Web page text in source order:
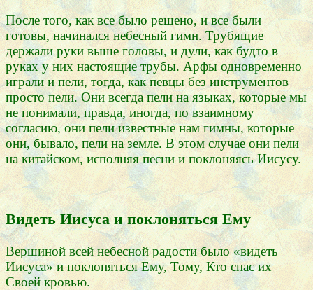
После того, как все было решено, и все были
готовы, начинался небесный гимн. Трубящие
держали руки выше головы, и дули, как будто в
руках у них настоящие трубы. Арфы одновременно
играли и пели, тогда, как певцы без инструментов
просто пели. Они всегда пели на языках, которые мы
не понимали, правда, иногда, по взаимному
согласию, они пели известные нам гимны, которые
они, бывало, пели на земле. В этом случае они пели
на китайском, исполняя песни и поклоняясь Иисусу.
Видеть Иисуса и поклоняться Ему
Вершиной всей небесной радости было «видеть
Иисуса» и поклоняться Ему, Тому, Кто спас их
Своей кровью.